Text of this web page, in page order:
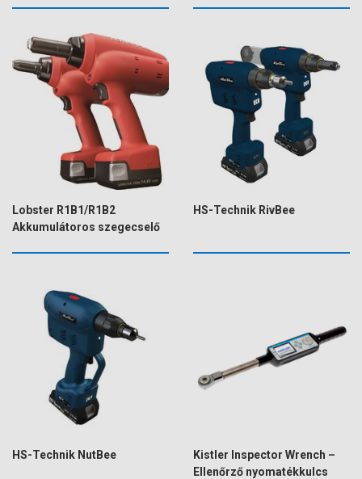
Lobster R1B1/R1B2
Akkumulátoros szegecselő
HS-Technik RivBee
HS-Technik NutBee
Kistler Inspector Wrench –
Ellenőrző nyomatékkulcs